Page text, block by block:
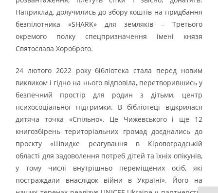
Наприклад, долучились до збору коштів на придбання
безпілотника «SHARK» для земляків – Третього
окремого полку спецпризначення імені князя
Святослава Хороброго.
24 лютого 2022 року бібліотека стала перед новим
викликом і гідно на нього відповіла, перетворившись у
безпечний простір для родин з дітьми, центр
психосоціальної підтримки. В бібліотеці відкрилася
дитяча точка «Спільно». Це Чижевського і ще 12
книгозбірень територіальних громад доєднались до
проєкту «Швидке реагування в Кіровоградській
області для задоволення потреб дітей та їхніх опікунів,
у тому числі внутрішньо переміщених осіб, які
постраждали внаслідок війни в Україні». Його на